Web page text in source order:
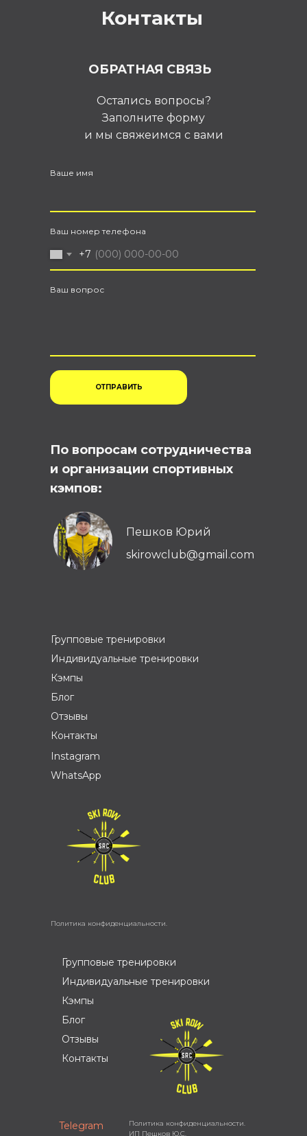
Контакты
По вопросам сотрудничества
и организации спортивных
кэмпов:
Пешков Юрий
skirowclub@gmail.com
Ваше имя
Ваш номер телефона
+7
Ваш вопрос
ОТПРАВИТЬ
ОБРАТНАЯ СВЯЗЬ
Остались вопросы?
Заполните форму
и мы свяжеимся с вами
Политика конфиденциальности.
Групповые тренировки
Индивидуальные тренировки
Кэмпы
Блог
Отзывы
Контакты
Instagram
WhatsApp
Политика конфиденциальности.
ИП Пешков Ю.С.
Групповые тренировки
Индивидуальные тренировки
Кэмпы
Блог
Отзывы
Контакты
Telegram